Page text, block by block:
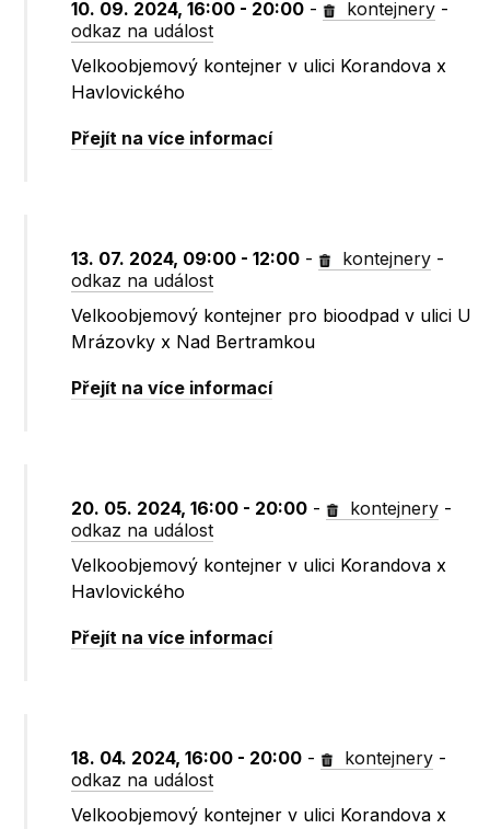
10. 09. 2024, 16:00 - 20:00 - kontejnery -
odkaz na událost
Velkoobjemový kontejner v ulici Korandova x
Havlovického
Přejít na více informací
13. 07. 2024, 09:00 - 12:00 - kontejnery -
odkaz na událost
Velkoobjemový kontejner pro bioodpad v ulici U
Mrázovky x Nad Bertramkou
Přejít na více informací
20. 05. 2024, 16:00 - 20:00 - kontejnery -
odkaz na událost
Velkoobjemový kontejner v ulici Korandova x
Havlovického
Přejít na více informací
18. 04. 2024, 16:00 - 20:00 - kontejnery -
odkaz na událost
Velkoobjemový kontejner v ulici Korandova x